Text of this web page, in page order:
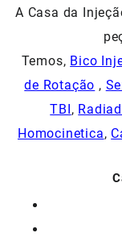
A Casa da
Temos, Bico
de Rotação ,
TBI ,
Homocinetica,